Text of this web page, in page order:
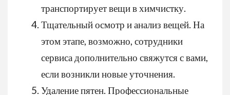
транспортирует вещи в химчистку.
Тщательный осмотр и анализ вещей. На
этом этапе, возможно, сотрудники
сервиса дополнительно свяжутся с вами,
если возникли новые уточнения.
Удаление пятен. Профессиональные